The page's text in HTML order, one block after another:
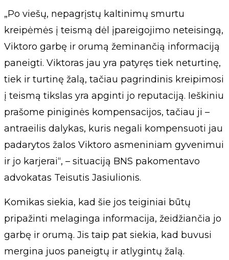
„Po viešų, nepagrįstų kaltinimų smurtu
kreipėmės į teismą dėl įpareigojimo neteisingą,
Viktoro garbę ir orumą žeminančią informaciją
paneigti. Viktoras jau yra patyręs tiek neturtinę,
tiek ir turtinę žalą, tačiau pagrindinis kreipimosi
į teismą tikslas yra apginti jo reputaciją. Ieškiniu
prašome piniginės kompensacijos, tačiau ji –
antraeilis dalykas, kuris negali kompensuoti jau
padarytos žalos Viktoro asmeniniam gyvenimui
ir jo karjerai“, – situaciją BNS pakomentavo
advokatas Teisutis Jasiulionis.
Komikas siekia, kad šie jos teiginiai būtų
pripažinti melaginga informacija, žeidžiančia jo
garbę ir orumą. Jis taip pat siekia, kad buvusi
mergina juos paneigtų ir atlygintų žalą.